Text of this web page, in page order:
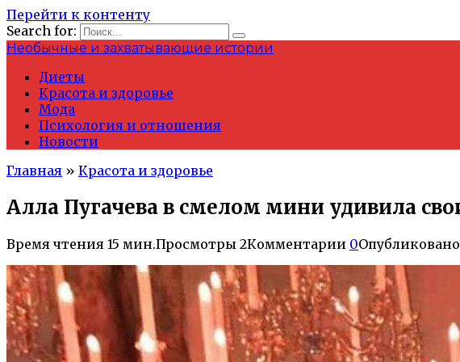
Перейти к контенту
Search for:
Необычные и захватывающие истории
Диеты
Красота и здоровье
Мода
Психология и отношения
Новости
Главная » Красота и здоровье
Алла Пугачева в смелом мини удивила
Время чтения 15 мин.Просмотры 2Комментарии 0Опубликовано